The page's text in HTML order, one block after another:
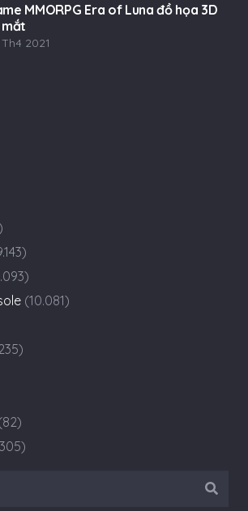
MMORPG Era of Luna đồ họa 3D
2021
(10.081)